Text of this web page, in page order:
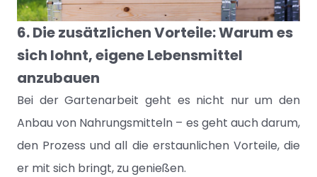
6. Die zusätzlichen Vorteile: Warum es
sich lohnt, eigene Lebensmittel
anzubauen
Bei der Gartenarbeit geht es nicht nur um den
Anbau von Nahrungsmitteln – es geht auch darum,
den Prozess und all die erstaunlichen Vorteile, die
er mit sich bringt, zu genießen.